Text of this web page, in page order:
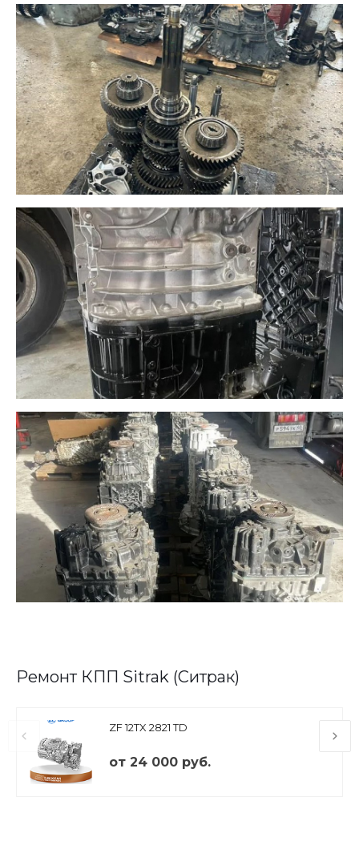
Ремонт КПП Sitrak (Ситрак)
ZF 12TX 2821 TD
от 24 000 руб.